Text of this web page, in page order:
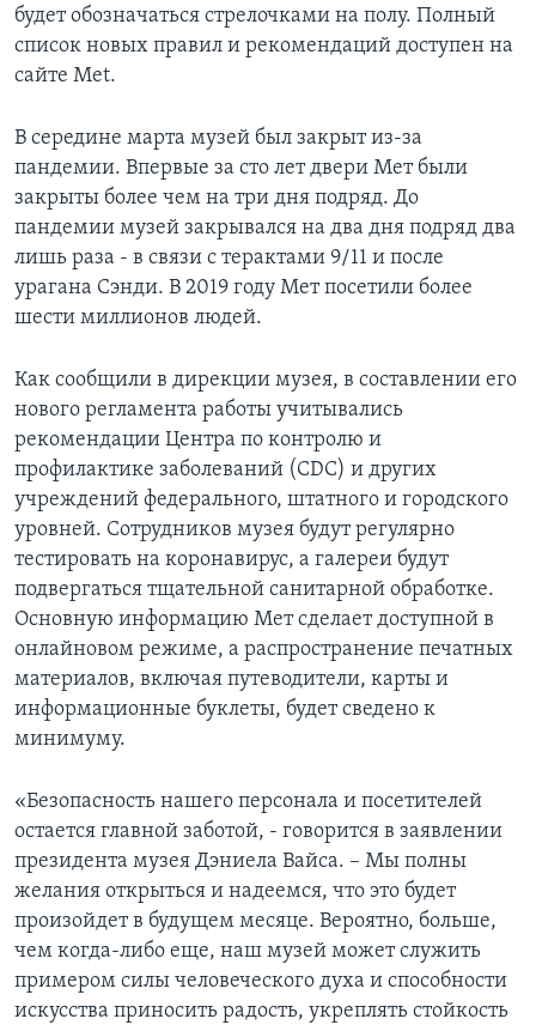
будет обозначаться стрелочками на полу. Полный
список новых правил и рекомендаций доступен на
сайте Met.
В середине марта музей был закрыт из-за
пандемии. Впервые за сто лет двери Мет были
закрыты более чем на три дня подряд. До
пандемии музей закрывался на два дня подряд два
лишь раза - в связи с терактами 9/11 и после
урагана Сэнди. В 2019 году Мет посетили более
шести миллионов людей.
Как сообщили в дирекции музея, в составлении его
нового регламента работы учитывались
рекомендации Центра по контролю и
профилактике заболеваний (CDC) и других
учреждений федерального, штатного и городского
уровней. Сотрудников музея будут регулярно
тестировать на коронавирус, а галереи будут
подвергаться тщательной санитарной обработке.
Основную информацию Мет сделает доступной в
онлайновом режиме, а распространение печатных
материалов, включая путеводители, карты и
информационные буклеты, будет сведено к
минимуму.
«Безопасность нашего персонала и посетителей
остается главной заботой, - говорится в заявлении
президента музея Дэниела Вайса. – Мы полны
желания открыться и надеемся, что это будет
произойдет в будущем месяце. Вероятно, больше,
чем когда-либо еще, наш музей может служить
примером силы человеческого духа и способности
искусства приносить радость, укреплять стойкость